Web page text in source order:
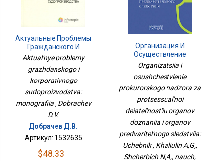
Актуальные Проблемы
Гражданского И
Корпоративного
Судопроизводства:
Монография
Aktual'nye problemy
grazhdanskogo i
korporativnogo
sudoproizvodstva:
monografiia , Dobrachev
D.V.
Добрачев Д.В.
Артикул: 1532635
$48.33
Организация И
Осуществление
Прокурорского Надзора
За Процессуальной
Деятельностью
Органов Дознания И
Органов
Предварительного
Следствия: Учебник
Organizatsiia i
osushchestvlenie
prokurorskogo nadzora za
protsessual'noi
deiatel'nost'iu organov
doznaniia i organov
predvaritel'nogo sledstviia:
Uchebnik , Khaliulin A,G,,
Shcherbich N,A,, nauch,